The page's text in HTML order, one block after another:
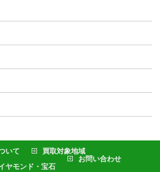
いて
買取対象地域
ヤモンド・宝石
お問い合わせ